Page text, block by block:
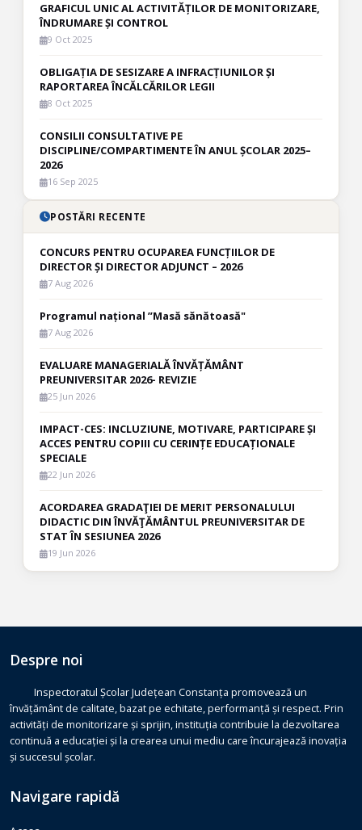
GRAFICUL UNIC AL ACTIVITĂȚILOR DE MONITORIZARE,
ÎNDRUMARE ȘI CONTROL
9 Oct 2025
OBLIGAȚIA DE SESIZARE A INFRACȚIUNILOR ȘI
RAPORTAREA ÎNCĂLCĂRILOR LEGII
8 Oct 2025
CONSILII CONSULTATIVE PE
DISCIPLINE/COMPARTIMENTE ÎN ANUL ȘCOLAR 2025–
2026
16 Sep 2025
POSTĂRI RECENTE
CONCURS PENTRU OCUPAREA FUNCȚIILOR DE
DIRECTOR ȘI DIRECTOR ADJUNCT – 2026
7 Aug 2026
Programul național ”Masă sănătoasă"
7 Aug 2026
EVALUARE MANAGERIALĂ ÎNVĂȚĂMÂNT
PREUNIVERSITAR 2026- REVIZIE
25 Jun 2026
IMPACT-CES: INCLUZIUNE, MOTIVARE, PARTICIPARE ȘI
ACCES PENTRU COPIII CU CERINȚE EDUCAȚIONALE
SPECIALE
22 Jun 2026
ACORDAREA GRADAŢIEI DE MERIT PERSONALULUI
DIDACTIC DIN ÎNVĂŢĂMÂNTUL PREUNIVERSITAR DE
STAT ÎN SESIUNEA 2026
19 Jun 2026
Despre noi
Inspectoratul Școlar Județean Constanța promovează un
învățământ de calitate, bazat pe echitate, performanță și respect. Prin
activități de monitorizare și sprijin, instituția contribuie la dezvoltarea
continuă a educației și la crearea unui mediu care încurajează inovația
și succesul școlar.
Navigare rapidă